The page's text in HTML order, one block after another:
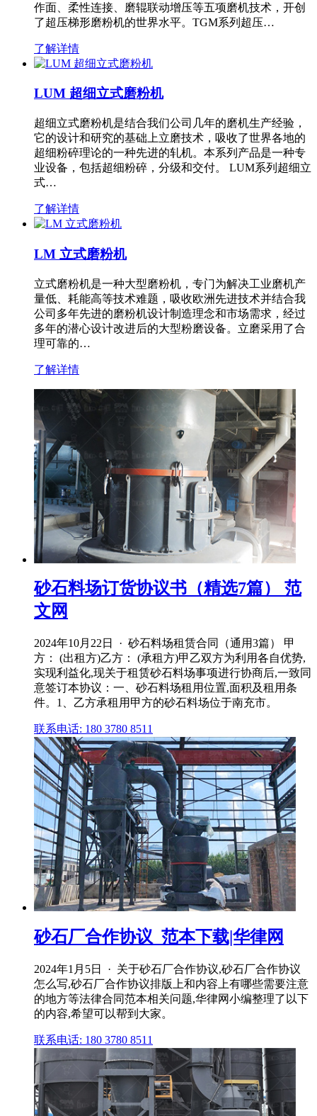
作面、柔性连接、磨辊联动增压等五项磨机技术，开创
了超压梯形磨粉机的世界水平。TGM系列超压…
了解详情
LUM 超细立式磨粉机
超细立式磨粉机是结合我们公司几年的磨机生产经验，
它的设计和研究的基础上立磨技术，吸收了世界各地的
超细粉碎理论的一种先进的轧机。本系列产品是一种专
业设备，包括超细粉碎，分级和交付。 LUM系列超细立
式…
了解详情
LM 立式磨粉机
立式磨粉机是一种大型磨粉机，专门为解决工业磨机产
量低、耗能高等技术难题，吸收欧洲先进技术并结合我
公司多年先进的磨粉机设计制造理念和市场需求，经过
多年的潜心设计改进后的大型粉磨设备。立磨采用了合
理可靠的…
了解详情
砂石料场订货协议书（精选7篇） 范
文网
2024年10月22日 · 砂石料场租赁合同（通用3篇） 甲
方： (出租方)乙方： (承租方)甲乙双方为利用各自优势,
实现利益化,现关于租赁砂石料场事项进行协商后,一致同
意签订本协议：一、砂石料场租用位置,面积及租用条
件。1、乙方承租用甲方的砂石料场位于南充市。
联系电话: 180 3780 8511
砂石厂合作协议_范本下载|华律网
2024年1月5日 · 关于砂石厂合作协议,砂石厂合作协议
怎么写,砂石厂合作协议排版上和内容上有哪些需要注意
的地方等法律合同范本相关问题,华律网小编整理了以下
的内容,希望可以帮到大家。
联系电话: 180 3780 8511